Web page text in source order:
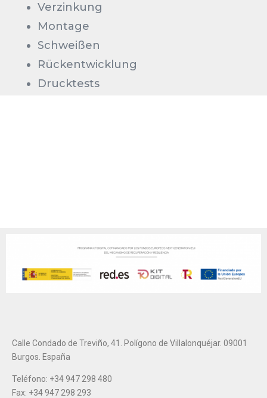
Verzinkung
Montage
Schweißen
Rückentwicklung
Drucktests
Calle Condado de Treviño, 41. Polígono de Villalonquéjar. 09001
Burgos. España
Teléfono: +34 947 298 480
Fax: +34 947 298 293